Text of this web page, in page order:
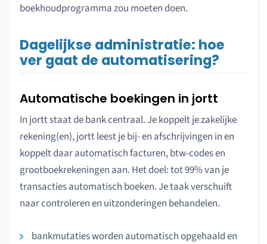
boekhoudprogramma zou moeten doen.
Dagelijkse administratie: hoe
ver gaat de automatisering?
Automatische boekingen in jortt
In jortt staat de bank centraal. Je koppelt je zakelijke
rekening(en), jortt leest je bij- en afschrijvingen in en
koppelt daar automatisch facturen, btw-codes en
grootboekrekeningen aan. Het doel: tot 99% van je
transacties automatisch boeken. Je taak verschuift
naar controleren en uitzonderingen behandelen.
bankmutaties worden automatisch opgehaald en